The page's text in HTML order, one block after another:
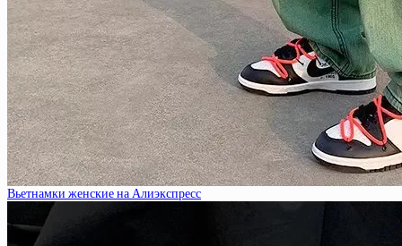
Вьетнамки женские на Алиэкспресс